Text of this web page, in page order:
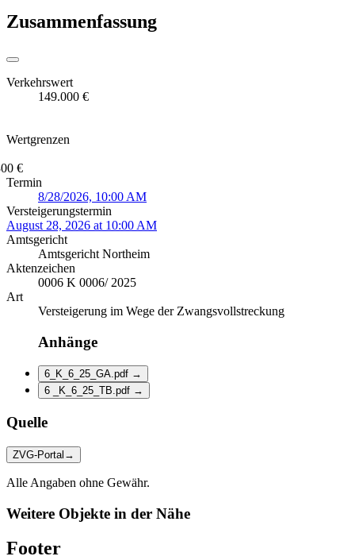
Zusammenfassung
Verkehrswert
149.000 €
Wertgrenzen
€
Termin
8/28/2026, 10:00 AM
Versteigerungstermin
August 28, 2026 at 10:00 AM
Amtsgericht
Amtsgericht Northeim
Aktenzeichen
0006 K 0006/ 2025
Art
Versteigerung im Wege der Zwangsvollstreckung
Anhänge
6_K_6_25_GA.pdf →
6 _K_6_25_TB.pdf →
Quelle
ZVG-Portal →
Alle Angaben ohne Gewähr.
Weitere Objekte in der Nähe
Footer